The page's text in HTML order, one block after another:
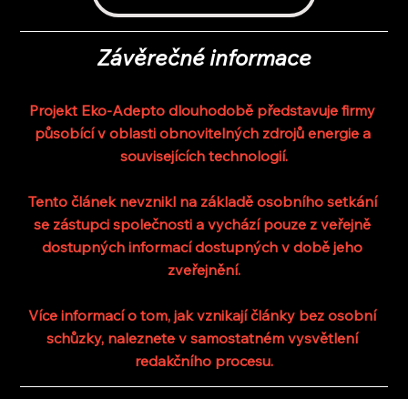
Závěrečné informace
Projekt Eko-Adepto dlouhodobě představuje firmy
působící v oblasti obnovitelných zdrojů energie a
souvisejících technologií.
Tento článek nevznikl na základě osobního setkání
se zástupci společnosti a vychází pouze z veřejně
dostupných informací dostupných v době jeho
zveřejnění.
Více informací o tom, jak vznikají články bez osobní
schůzky, naleznete v samostatném vysvětlení
redakčního procesu.